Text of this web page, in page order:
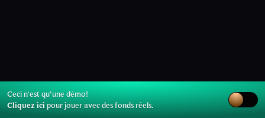
Ceci n'est qu'une démo!
Cliquez ici pour jouer avec des fonds réels.